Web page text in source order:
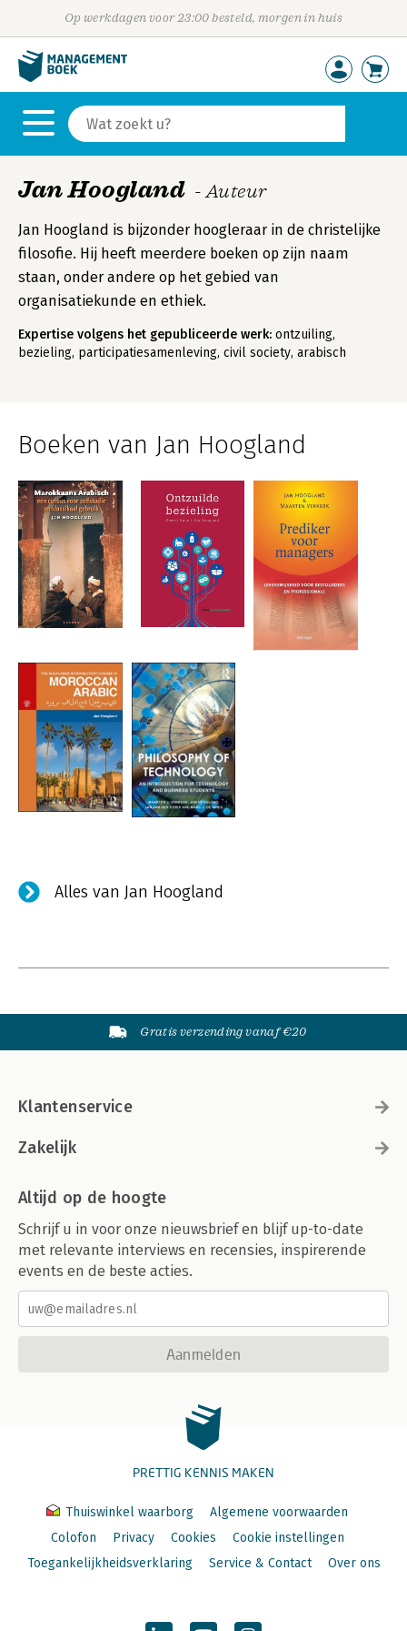
Op werkdagen voor 23:00 besteld, morgen in huis
Jan Hoogland - Auteur
Jan Hoogland is bijzonder hoogleraar in de christelijke
filosofie. Hij heeft meerdere boeken op zijn naam
staan, onder andere op het gebied van
organisatiekunde en ethiek.
Expertise volgens het gepubliceerde werk: ontzuiling,
bezieling, participatiesamenleving, civil society, arabisch
Boeken van Jan Hoogland
Alles van Jan Hoogland
Gratis verzending vanaf €20
Klantenservice
Zakelijk
Altijd op de hoogte
Schrijf u in voor onze nieuwsbrief en blijf up-to-date
met relevante interviews en recensies, inspirerende
events en de beste acties.
Aanmelden
PRETTIG KENNIS MAKEN
Thuiswinkel waarborg
Algemene voorwaarden
Colofon
Privacy Cookies
Cookie instellingen
Toegankelijkheidsverklaring
Service & Contact Over ons